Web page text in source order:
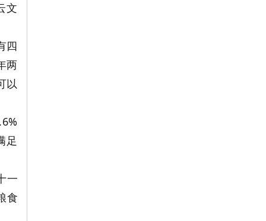
文
四
两
以
足
一
食